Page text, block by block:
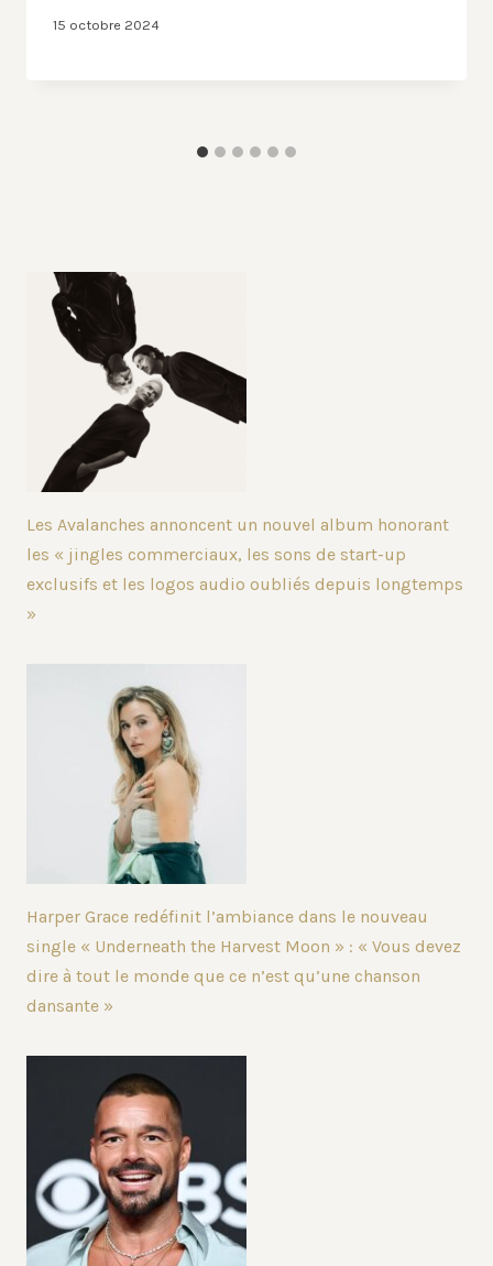
15 octobre 2024
Les Avalanches annoncent un nouvel album honorant
les « jingles commerciaux, les sons de start-up
exclusifs et les logos audio oubliés depuis longtemps
»
Harper Grace redéfinit l’ambiance dans le nouveau
single « Underneath the Harvest Moon » : « Vous devez
dire à tout le monde que ce n’est qu’une chanson
dansante »